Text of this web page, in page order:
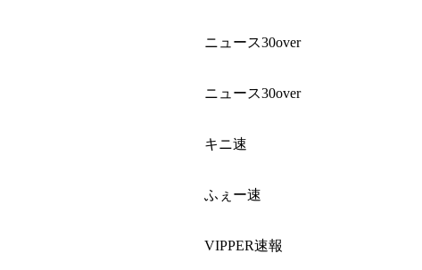
ニュース30over
ニュース30over
キニ速
ふぇー速
VIPPER速報